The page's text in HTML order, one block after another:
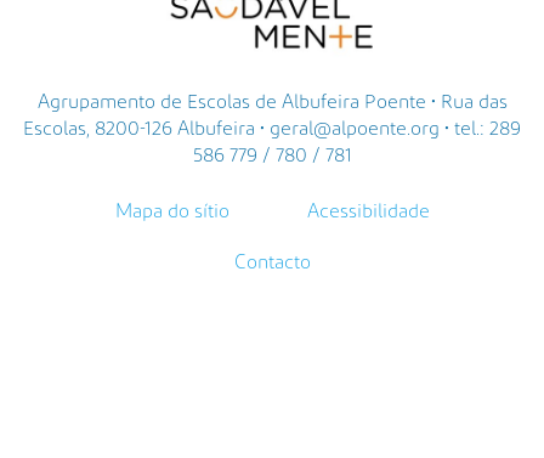
Agrupamento de Escolas de Albufeira Poente • Rua das
Escolas, 8200-126 Albufeira • geral@alpoente.org • tel.: 289
586 779 / 780 / 781
Mapa do sítio Acessibilidade
Contacto